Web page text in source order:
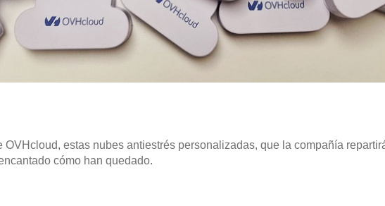
estas nubes antiestrés personalizadas, que la compañía
cómo han quedado.